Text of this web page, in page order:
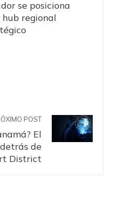
se posiciona
hub regional
POST
El
de
District